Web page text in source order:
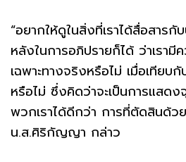
“อยากให้ดูในสิ่งที่เราได้สื่อสาร
หลังในการอภิปรายก็ได้ ว่าเรามี
เฉพาะทางจริงหรือไม่ เมื่อเทียบ
หรือไม่ ซึ่งคิดว่าจะเป็นการแสด
พวกเราได้ดีกว่า การที่ตัดสินด้ว
น.ส.ศิริกัญญา กล่าว